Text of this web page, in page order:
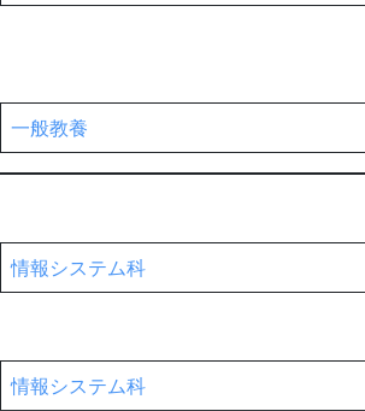
年
月
by
maedai
一般教養
情報システム科
情報システム科